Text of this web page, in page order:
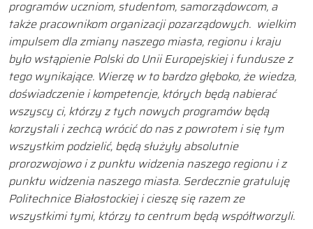
programów uczniom, studentom, samorządowcom, a
także pracownikom organizacji pozarządowych. wielkim
impulsem dla zmiany naszego miasta, regionu i kraju
było wstąpienie Polski do Unii Europejskiej i fundusze z
tego wynikające. Wierzę w to bardzo głęboko, że wiedza,
doświadczenie i kompetencje, których będą nabierać
wszyscy ci, którzy z tych nowych programów będą
korzystali i zechcą wrócić do nas z powrotem i się tym
wszystkim podzielić, będą służyły absolutnie
prorozwojowo i z punktu widzenia naszego regionu i z
punktu widzenia naszego miasta. Serdecznie gratuluję
Politechnice Białostockiej i cieszę się razem ze
wszystkimi tymi, którzy to centrum będą współtworzyli.